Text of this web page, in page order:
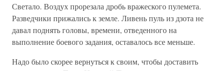
Светало. Воздух прорезала дробь вражеского пулемета.
Разведчики прижались к земле. Ливень пуль из дзота не
давал поднять головы, времени, отведенного на
выполнение боевого задания, оставалось все меньше.
Надо было скорее вернуться к своим, чтобы доставить